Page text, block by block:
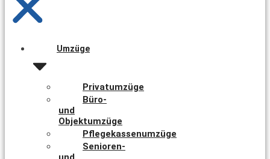
Umzüge
Privatumzüge
Büro-
und
Objektumzüge
Pflegekassenumzüge
Senioren-